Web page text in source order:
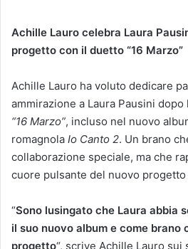
Achille Lauro celebra Laura
progetto con il duetto “16 Marzo”
Achille Lauro ha voluto dedicare
ammirazione a Laura Pausini dopo
“16 Marzo”, incluso nel nuovo
romagnola Io Canto 2. Un brano
collaborazione speciale, ma che
cuore pulsante del nuovo progetto
“Sono lusingato che Laura abbia
il suo nuovo album e come brano
progetto“, scrive Achille Lauro sui